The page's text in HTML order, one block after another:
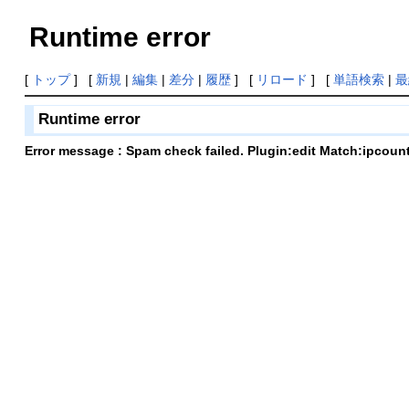
Runtime error
[ トップ] [ 新規 | 編集| 差分| 履歴] [ リロード ] [ 単語検索|
Runtime error
Error message : Spam check failed. Plugin:edit